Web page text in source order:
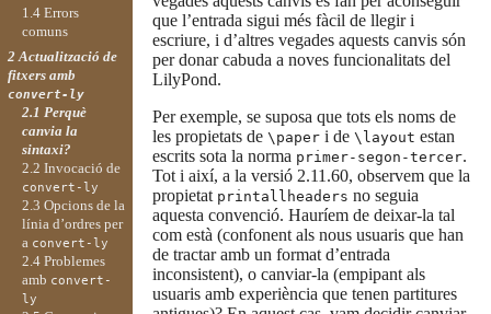
que l’entrada sigui més fàcil de llegir i
escriure, i d’altres vegades aquests canvis són
per donar cabuda a noves funcionalitats del
LilyPond.
Per exemple, se suposa que tots els noms de
les propietats de \paperi de \layout estan
escrits sota la norma primer-segon-tercer.
Tot i així, a la versió 2.11.60, observem que la
propietat printallheaders no seguia
aquesta convenció. Hauríem de deixar-la tal
com està (confonent als nous usuaris que han
de tractar amb un format d’entrada
inconsistent), o canviar-la (empipant als
usuaris amb experiència que tenen partitures
1.4 Errors
comuns
2 Actualització de
fitxers amb
convert-ly
2.1 Perquè
canvia la
sintaxi?
2.2 Invocació de
convert-ly
2.3 Opcions de la
línia d’ordres per
a convert-ly
2.4 Problemes
amb convert-
ly